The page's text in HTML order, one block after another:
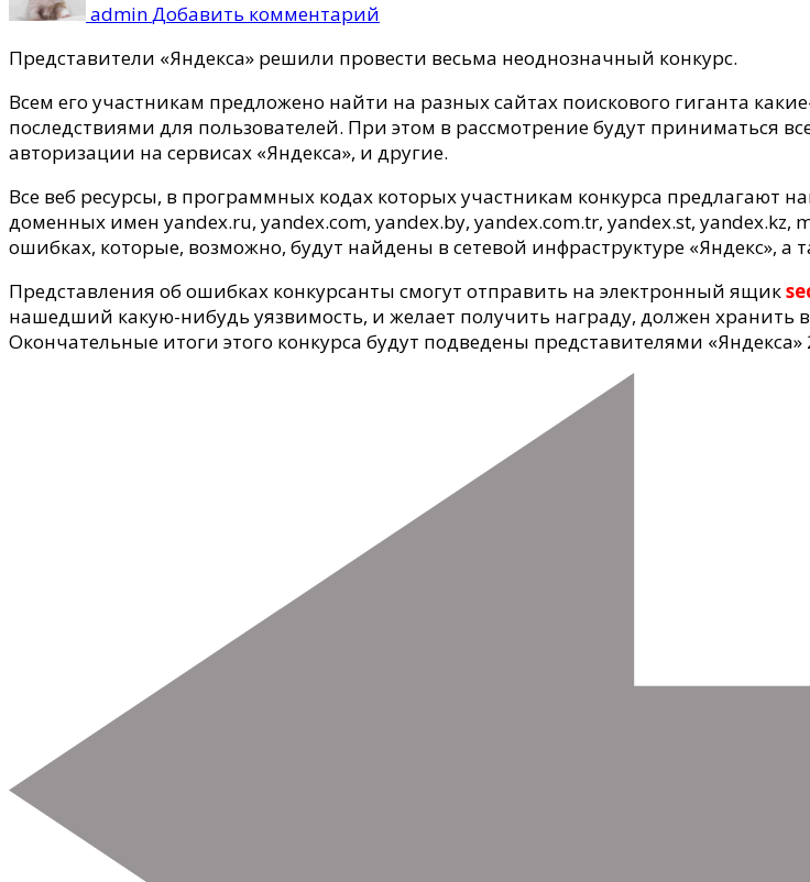
adminДобавить комментарий
заплатит
5
долларов
за
возможные
Представители «Яндекса» решили провести весьма неоднозначный конкурс.
Всем его участникам предложено найти на разных сайтах поискового гиганта
последствиями для пользователей. При этом в рассмотрение будут приниматься
авторизации на сервисах «Яндекса», и другие.
Все веб ресурсы, в программных кодах которых участникам конкурса предлагают
доменных имен yandex.ru, yandex.com, yandex.by, yandex.com.tr, yandex.st,
ошибках, которые, возможно, будут найдены в сетевой инфраструктуре «Яндекс», а
Представления об ошибках конкурсанты смогут отправить на электронный ящик
нашедший какую-нибудь уязвимость, и желает получить награду, должен хранить
Окончательные итоги этого конкурса будут подведены представителями «Яндекса»